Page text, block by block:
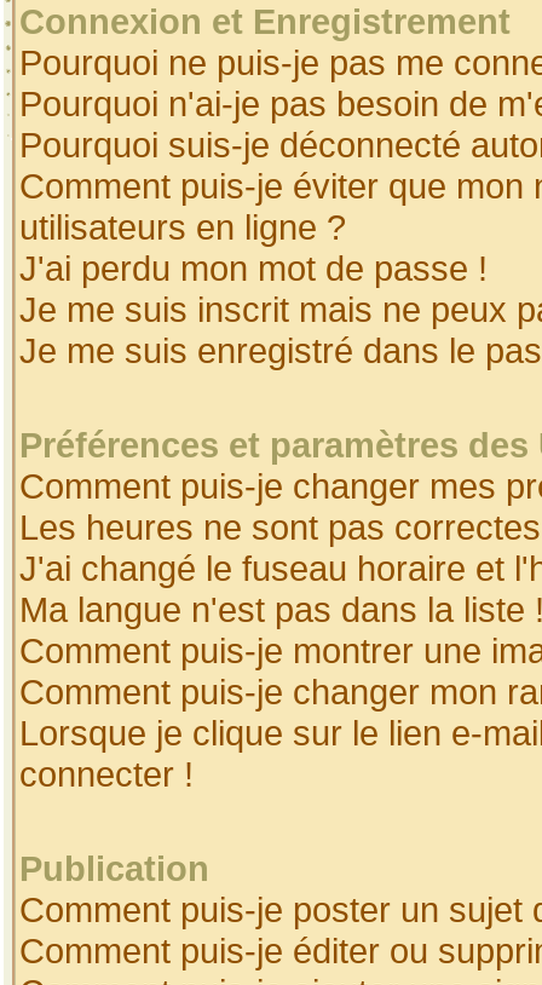
Connexion et Enregistrement
Pourquoi ne puis-je pas me
Pourquoi n'ai-je pas besoin de
Pourquoi suis-je déconnecté
Comment puis-je éviter que
utilisateurs en ligne ?
J'ai perdu mon mot de passe !
Je me suis inscrit mais ne peux
Je me suis enregistré dans le
Préférences et paramètres
Comment puis-je changer mes
Les heures ne sont pas
J'ai changé le fuseau horaire et
Ma langue n'est pas dans la liste
Comment puis-je montrer une
Comment puis-je changer mon
Lorsque je clique sur le lien e-
connecter !
Publication
Comment puis-je poster un sujet
Comment puis-je éditer ou